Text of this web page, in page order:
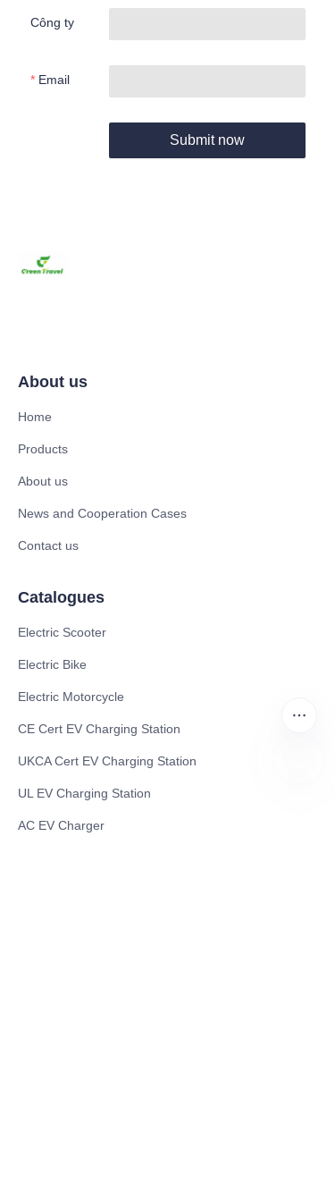
Công ty
Email
Submit now
About us
Home
Products
About us
News and Cooperation Cases
Contact us
Catalogues
Electric Scooter
Electric Bike
Electric Motorcycle
CE Cert EV Charging Station
UKCA Cert EV Charging Station
UL EV Charging Station
AC EV Charger